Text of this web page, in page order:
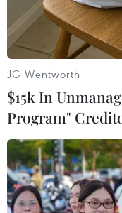
JG Wentworth
$15k In
Program"